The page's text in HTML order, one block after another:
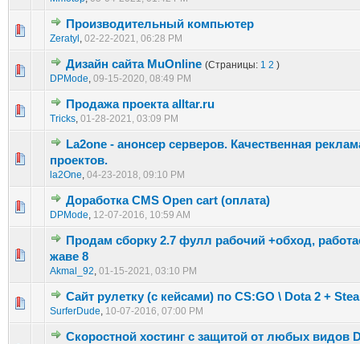
Производительный компьютер
Zeratyl , 02-22-2021, 06:28 PM
1 голос(ов) - 5 из 5 в среднем
12345
Дизайн сайта MuOnline (Страницы: 1 2 )
DPMode, 09-15-2020, 08:49 PM
0 голос(ов) - 0 из 5 в среднем
12345
Продажа проекта alltar.ru
Tricks, 01-28-2021, 03:09 PM
0 голос(ов) - 0 из 5 в среднем
12345
La2one - анонсер серверов. Качественная
проектов.
la2One, 04-23-2018, 09:10 PM
0 голос(ов) - 0 из 5 в среднем
Доработка CMS Open cart (оплата)
DPMode, 12-07-2016, 10:59 AM
0 голос(ов) - 0 из 5 в среднем
123 45
Продам сборку 2.7 фулл рабочий +обход,
жаве 8
Akmal_92, 01-15-2021, 03:10 PM
Сайт рулетку (с кейсами) по CS:GO \ Dota 2 +
SurferDude, 10-07-2016, 07:00 PM
0 голос(ов) - 0 из 5 в среднем
123 45
Скоростной хостинг с защитой от любых видов